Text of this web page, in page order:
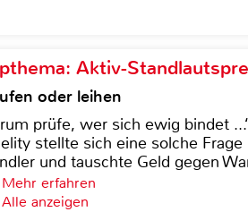
Aktiv-
oder leihen
prüfe, wer sich ewig bindet
stellte sich eine solche
und tauschte Geld gegen
erfahren
anzeigen